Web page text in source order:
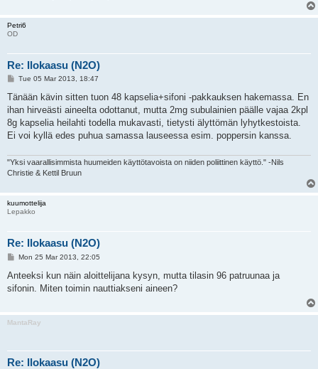
Petri6
OD
Re: Ilokaasu (N2O)
P
s
Tue 05 Mar 2013, 18:47
Tänään kävin sitten tuon 48 kapselia+sifoni -pakkauksen hakemassa. En
ihan hirveästi aineelta odottanut, mutta 2mg subulainien päälle vajaa 2kpl
8g kapselia heilahti todella mukavasti, tietysti älyttömän lyhytkestoista.
Ei voi kyllä edes puhua samassa lauseessa esim. poppersin kanssa.
"Yksi vaarallisimmista huumeiden käyttötavoista on niiden poliittinen käyttö." -Nils
Christie & Kettil Bruun
kuumottelija
Lepakko
Re: Ilokaasu (N2O)
P
s
Mon 25 Mar 2013, 22:05
Anteeksi kun näin aloittelijana kysyn, mutta tilasin 96 patruunaa ja
sifonin. Miten toimin nauttiakseni aineen?
MantaRay
Re: Ilokaasu (N2O)